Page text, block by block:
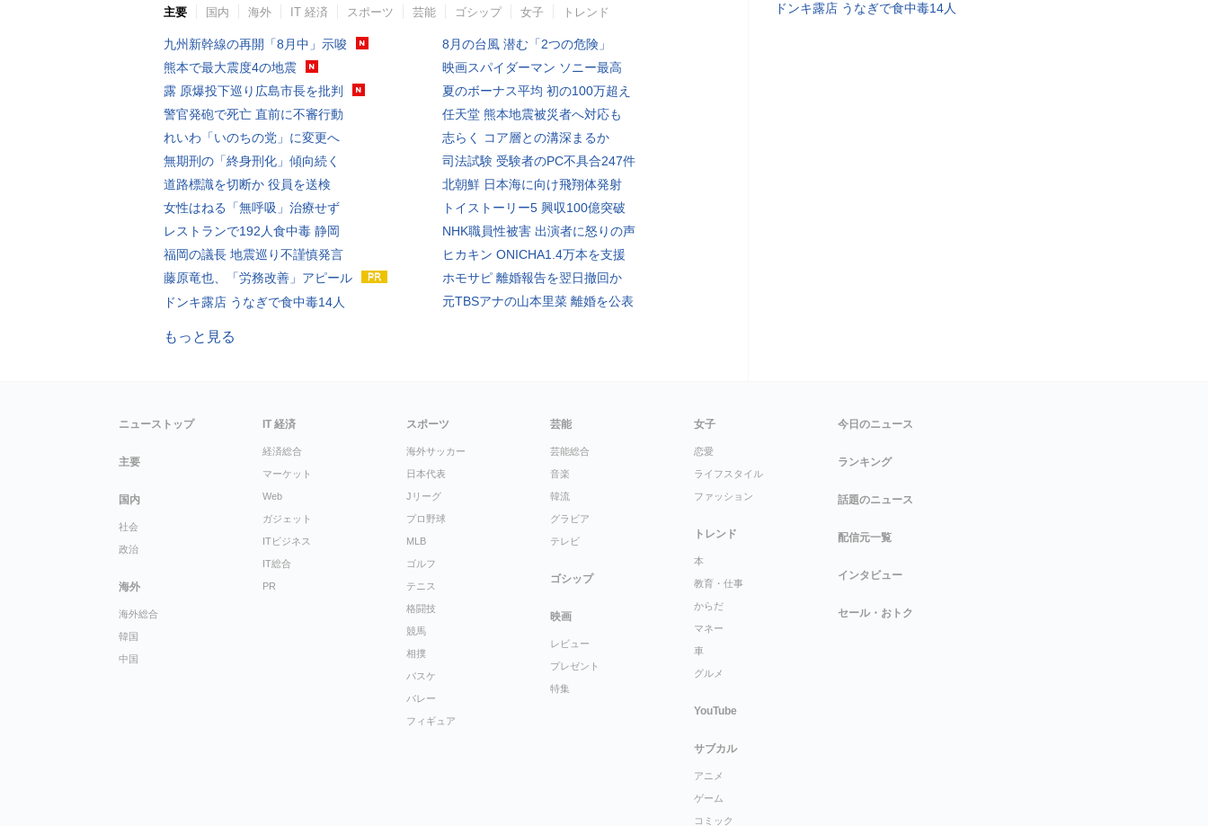
主要 国内 海外 IT 経済 スポーツ 芸能 ゴシップ 女子 トレンド
九州新幹線の再開「8月中」示唆
熊本で最大震度4の地震
露 原爆投下巡り広島市長を批判
警官発砲で死亡 直前に不審行動
れいわ「いのちの党」に変更へ
無期刑の「終身刑化」傾向続く
道路標識を切断か 役員を送検
女性はねる「無呼吸」治療せず
レストランで192人食中毒 静岡
福岡の議長 地震巡り不謹慎発言
藤原竜也、「労務改善」アピール
ドンキ露店 うなぎで食中毒14人
8月の台風 潜む「2つの危険」
映画スパイダーマン ソニー最高
夏のボーナス平均 初の100万超え
任天堂 熊本地震被災者へ対応も
志らく コア層との溝深まるか
司法試験 受験者のPC不具合247件
北朝鮮 日本海に向け飛翔体発射
トイストーリー5 興収100億突破
NHK職員性被害 出演者に怒りの声
ヒカキン ONICHA1.4万本を支援
ホモサピ 離婚報告を翌日撤回か
元TBSアナの山本里菜 離婚を公表
もっと見る
ドンキ露店 うなぎで食中毒14人
ニューストップ
主要
国内
社会
政治
海外
海外総合
韓国
中国
IT 経済
経済総合
マーケット
Web
ガジェット
ITビジネス
IT総合
PR
スポーツ
海外サッカー
日本代表
Jリーグ
プロ野球
MLB
ゴルフ
テニス
格闘技
競馬
相撲
バスケ
バレー
フィギュア
芸能
芸能総合
音楽
韓流
グラビア
テレビ
ゴシップ
映画
レビュー
プレゼント
特集
女子
恋愛
ライフスタイル
ファッション
トレンド
本
教育・仕事
からだ
マネー
車
グルメ
YouTube
サブカル
アニメ
ゲーム
コミック
今日のニュース
ランキング
話題のニュース
配信元一覧
インタビュー
セール・おトク